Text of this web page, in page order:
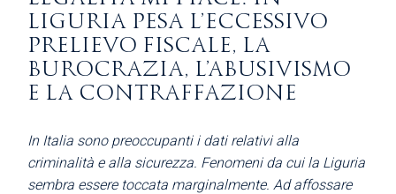
LIGURIA PESA L’ECCESSIVO
PRELIEVO FISCALE, LA
BUROCRAZIA, L’ABUSIVISMO
E LA CONTRAFFAZIONE
In Italia sono preoccupanti i dati relativi alla
criminalità e alla sicurezza. Fenomeni da cui la Liguria
sembra essere toccata marginalmente. Ad affossare